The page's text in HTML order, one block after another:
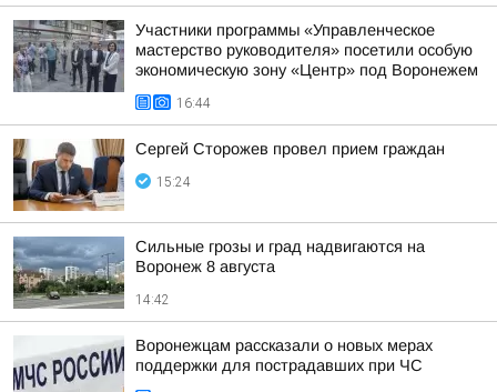
Участники программы «Управленческое
мастерство руководителя» посетили особую
экономическую зону «Центр» под Воронежем
16:44
Сергей Сторожев провел прием граждан
15:24
Сильные грозы и град надвигаются на
Воронеж 8 августа
14:42
Воронежцам рассказали о новых мерах
поддержки для пострадавших при ЧС